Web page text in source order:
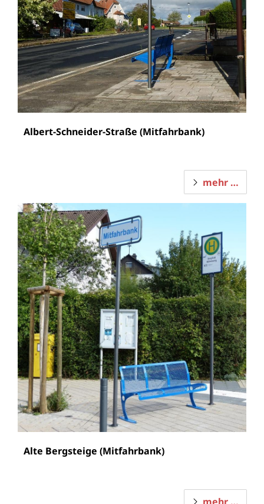
Albert-Schneider-Straße (Mitfahrbank)
mehr …
Alte Bergsteige (Mitfahrbank)